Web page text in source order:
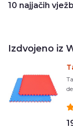
10 najjačih
Izdvojeno iz